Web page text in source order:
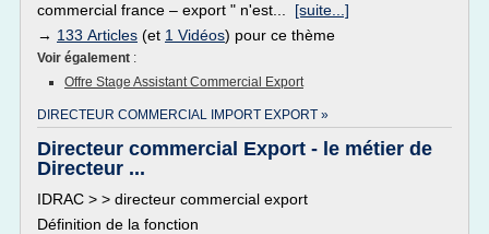
commercial france – export " n'est... [suite...]
→ 133 Articles (et 1 Vidéos) pour ce thème
Voir également :
Offre Stage Assistant Commercial Export
DIRECTEUR COMMERCIAL IMPORT EXPORT »
Directeur commercial Export - le métier de
Directeur ...
IDRAC > > directeur commercial export
Définition de la fonction